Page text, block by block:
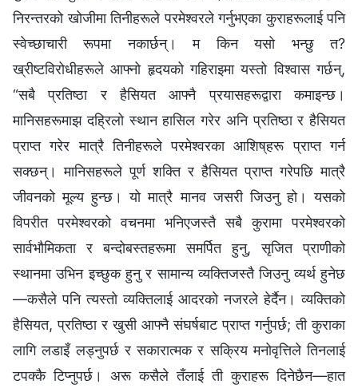
निरन्तरको खोजीमा तिनीहरूले परमेश्‍वरले गर्नुभएका कुराहरूलाई पनि
स्वेच्छाचारी रूपमा नकार्छन्। म किन यसो भन्छु त?
ख्रीष्टविरोधीहरूले आफ्‍नो हृदयको गहिराइमा यस्तो विश्‍वास गर्छन्,
“सबै प्रतिष्ठा र हैसियत आफ्‍नै प्रयासहरूद्वारा कमाइन्छ।
मानिसहरूमाझ दह्रिलो स्थान हासिल गरेर अनि प्रतिष्ठा र हैसियत
प्राप्त गरेर मात्रै तिनीहरूले परमेश्‍वरका आशिष्‌हरू प्राप्त गर्न
सक्छन्। मानिसहरूले पूर्ण शक्ति र हैसियत प्राप्त गरेपछि मात्रै
जीवनको मूल्य हुन्छ। यो मात्रै मानव जसरी जिउनु हो। यसको
विपरीत परमेश्‍वरको वचनमा भनिएजस्तै सबै कुरामा परमेश्‍वरको
सार्वभौमिकता र बन्दोबस्तहरूमा समर्पित हुनु, सृजित प्राणीको
स्थानमा उभिन इच्छुक हुनु र सामान्य व्यक्तिजस्तै जिउनु व्यर्थ हुनेछ
—कसैले पनि त्यस्तो व्यक्तिलाई आदरको नजरले हेर्दैन। व्यक्तिको
हैसियत, प्रतिष्ठा र खुसी आफ्नै संघर्षबाट प्राप्त गर्नुपर्छ; ती कुराका
लागि लडाइँ लड्नुपर्छ र सकारात्मक र सक्रिय मनोवृत्तिले तिनलाई
टपक्‍कै टिप्‍नुपर्छ। अरू कसैले तँलाई ती कुराहरू दिनेछैन—हात